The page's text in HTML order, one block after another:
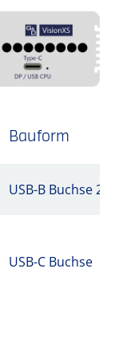
Bauform
USB-B Buchse 2.0
USB-C Buchse